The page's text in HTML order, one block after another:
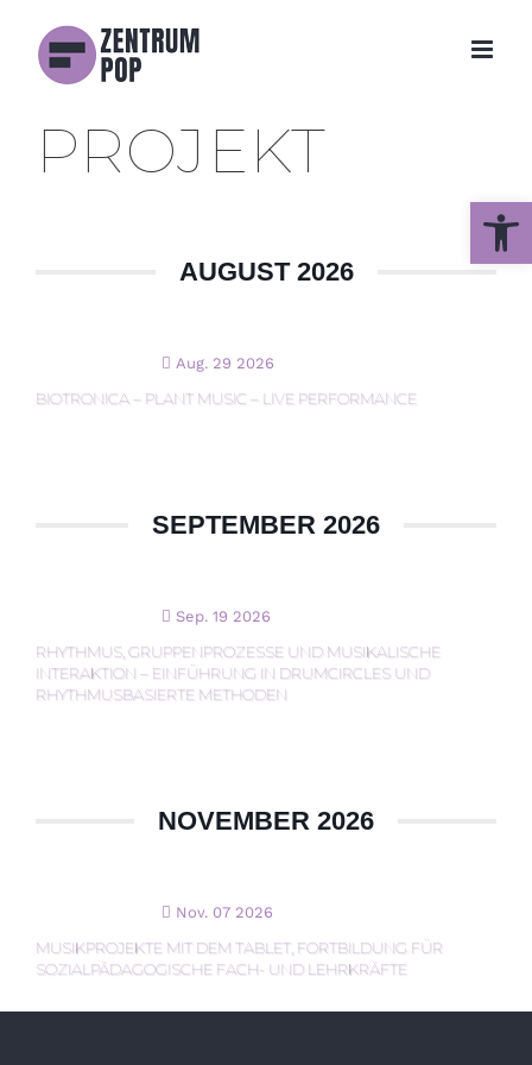
Inhalt
springen
PROJEKT
AUGUST 2026
Aug. 29 2026
BIOTRONICA – PLANT MUSIC – LIVE PERFORMANCE
SEPTEMBER 2026
Sep. 19 2026
RHYTHMUS, GRUPPENPROZESSE UND MUSIKALISCHE
INTERAKTION – EINFÜHRUNG IN DRUMCIRCLES UND
RHYTHMUSBASIERTE METHODEN
NOVEMBER 2026
Nov. 07 2026
MUSIKPROJEKTE MIT DEM TABLET, FORTBILDUNG FÜR
SOZIALPÄDAGOGISCHE FACH- UND LEHRKRÄFTE